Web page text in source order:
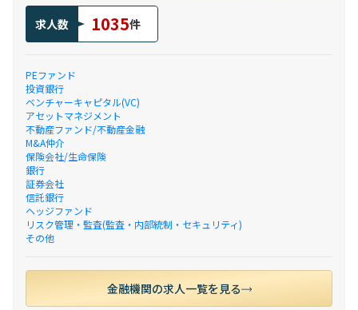
求人数 1035件
PEファンド
投資銀行
ベンチャーキャピタル(VC)
アセットマネジメント
不動産ファンド/不動産金融
M&A仲介
保険会社/生命保険
銀行
証券会社
信託銀行
ヘッジファンド
リスク管理・監査(監査・内部統制・セキュリティ)
その他
金融機関の求人一覧を見る